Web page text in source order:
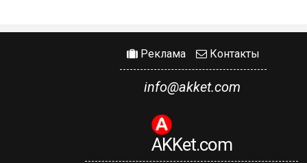
Реклама Контакты
info@akket.com
AKKet.com